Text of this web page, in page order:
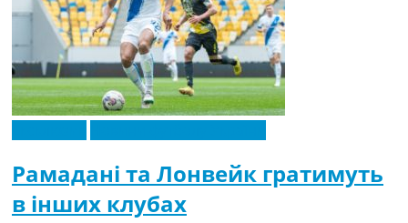
Рамадані та Лонвейк гратимуть
в інших клубах